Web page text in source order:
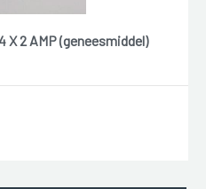
X 2 AMP (geneesmiddel)